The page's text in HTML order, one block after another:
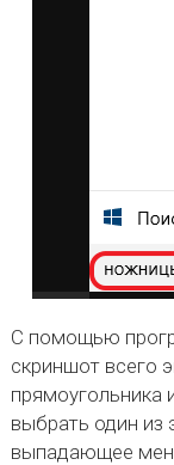
С помощью
скриншот всего
прямоугольника
выбрать один из
выпадающее